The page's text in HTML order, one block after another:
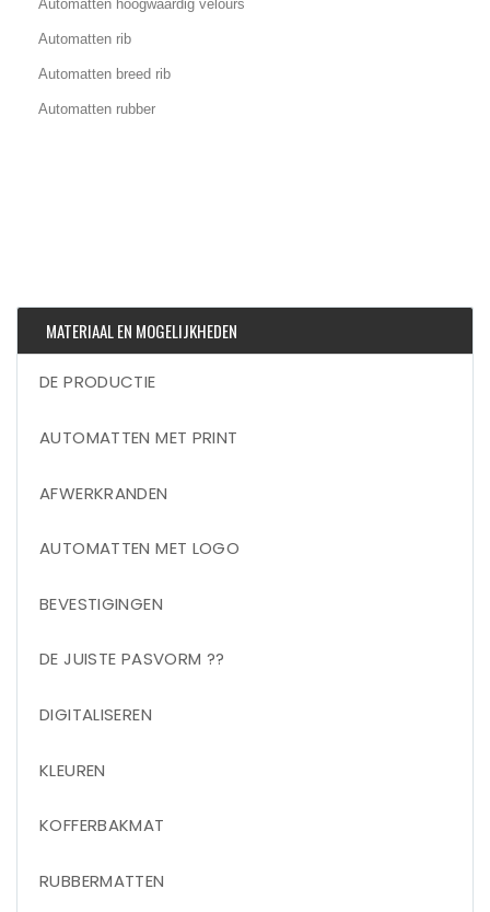
Automatten hoogwaardig velours
Automatten rib
Automatten breed rib
Automatten rubber
MATERIAAL EN MOGELIJKHEDEN
DE PRODUCTIE
AUTOMATTEN MET PRINT
AFWERKRANDEN
AUTOMATTEN MET LOGO
BEVESTIGINGEN
DE JUISTE PASVORM ??
DIGITALISEREN
KLEUREN
KOFFERBAKMAT
RUBBERMATTEN